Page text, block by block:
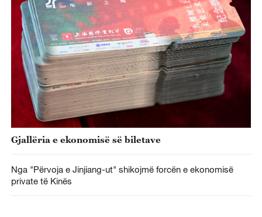
Gjallëria e ekonomisë së biletave
Nga "Përvoja e Jinjiang-ut" shikojmë forcën e ekonomisë
private të Kinës